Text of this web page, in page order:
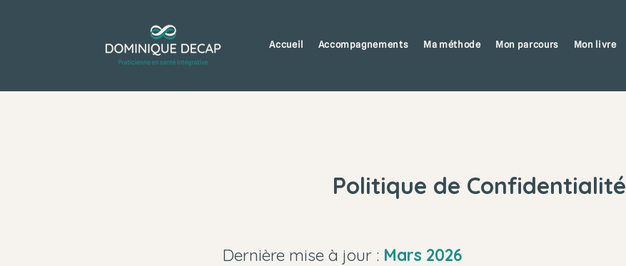
Accueil Accompagnements Ma méthode Mon parcours Mon livre
Politique de Confidentialité
Dernière mise à jour : Mars 2026